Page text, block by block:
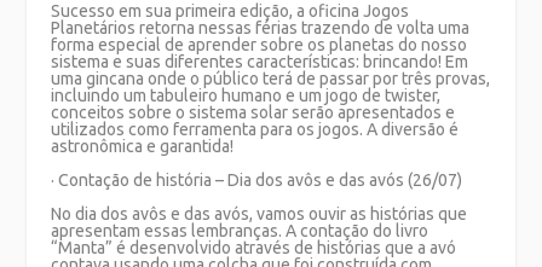
Sucesso em sua primeira edição, a oficina Jogos
Planetários retorna nessas férias trazendo de volta uma
forma especial de aprender sobre os planetas do nosso
sistema e suas diferentes características: brincando! Em
uma gincana onde o público terá de passar por três provas,
incluindo um tabuleiro humano e um jogo de twister,
conceitos sobre o sistema solar serão apresentados e
utilizados como ferramenta para os jogos. A diversão é
astronômica e garantida!
· Contação de história – Dia dos avôs e das avós (26/07)
No dia dos avôs e das avós, vamos ouvir as histórias que
apresentam essas lembranças. A contação do livro
“Manta” é desenvolvido através de histórias que a avó